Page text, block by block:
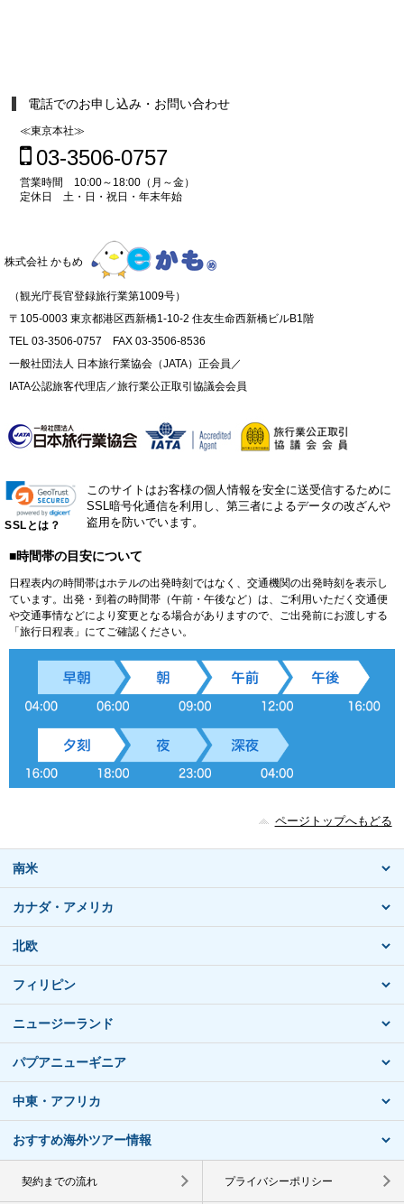
電話でのお申し込み・お問い合わせ
≪東京本社≫
03-3506-0757
営業時間 10:00～18:00（月～金）
定休日 土・日・祝日・年末年始
株式会社 かもめ
（観光庁長官登録旅行業第1009号）
〒105-0003 東京都港区西新橋1-10-2 住友生命西新橋ビルB1階
TEL 03-3506-0757 FAX 03-3506-8536
一般社団法人 日本旅行業協会（JATA）正会員／
IATA公認旅客代理店／旅行業公正取引協議会会員
SSLとは？
このサイトはお客様の個人情報を安全に送受信するために
SSL暗号化通信を利用し、第三者によるデータの改ざんや
盗用を防いでいます。
■時間帯の目安について
日程表内の時間帯はホテルの出発時刻ではなく、交通機関の出発時刻を表示し
ています。出発・到着の時間帯（午前・午後など）は、ご利用いただく交通便
や交通事情などにより変更となる場合がありますので、ご出発前にお渡しする
「旅行日程表」にてご確認ください。
ページトップへもどる
南米
カナダ・アメリカ
北欧
フィリピン
ニュージーランド
パプアニューギニア
中東・アフリカ
おすすめ海外ツアー情報
契約までの流れ プライバシーポリシー